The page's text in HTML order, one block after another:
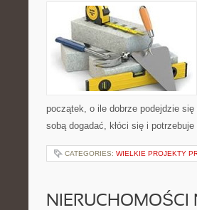
początek, o ile dobrze podejdzie
sobą dogadać, kłóci się i
CATEGORIES: WIELKIE PROJEKTY
NIERUCHOMOŚCI